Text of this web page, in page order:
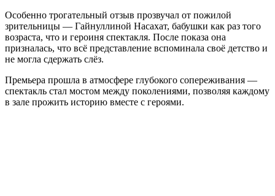
Особенно трогательный отзыв прозвучал от пожилой
зрительницы — Гайнуллиной Насахат, бабушки как раз того
возраста, что и героиня спектакля. После показа она
призналась, что всё представление вспоминала своё детство и
не могла сдержать слёз.
Премьера прошла в атмосфере глубокого сопереживания —
спектакль стал мостом между поколениями, позволяя каждому
в зале прожить историю вместе с героями.